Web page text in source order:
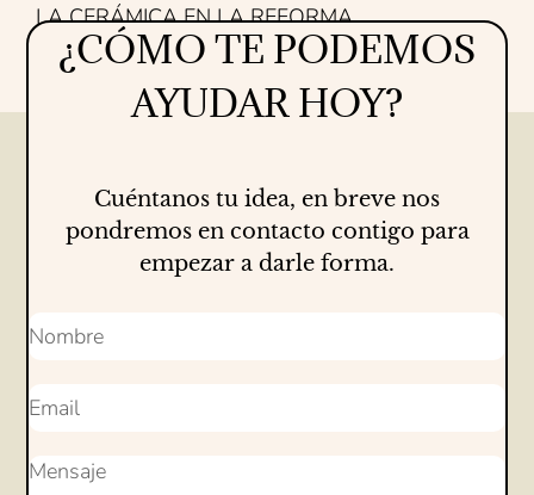
LA CERÁMICA EN LA REFORMA
Proyectos 16/07/2026
¿CÓMO TE PODEMOS
AYUDAR HOY?
Cuéntanos tu idea, en breve nos
pondremos en contacto contigo para
empezar a darle forma.